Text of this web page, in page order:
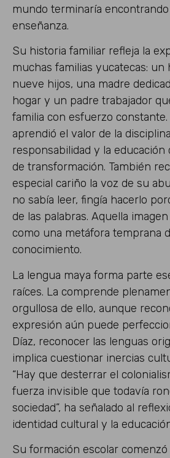
mundo terminaría
enseñanza.
Su historia familiar refleja la
muchas familias yucatecas: un
nueve hijos, una madre
hogar y un padre trabajador
familia con esfuerzo
aprendió el valor de la
responsabilidad y la
de transformación. También
especial cariño la voz de su
no sabía leer, fingía hacerlo
de las palabras. Aquella
como una metáfora temprana
conocimiento.
La lengua maya forma parte
raíces. La comprende
orgullosa de ello, aunque
expresión aún puede
Díaz, reconocer las lenguas
implica cuestionar inercias
“Hay que desterrar el
fuerza invisible que todavía
sociedad”, ha señalado al
identidad cultural y la
Su formación escolar comenzó